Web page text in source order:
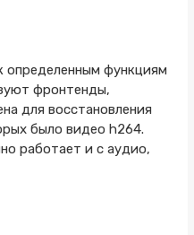
определенным функциям
фронтенды,
для восстановления
было видео h264.
работает и с аудио,